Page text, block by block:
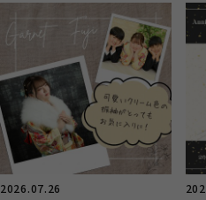
思
2026.07.26